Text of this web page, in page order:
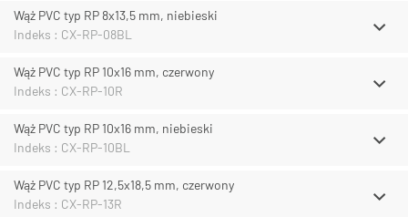
Wąż PVC typ RP 8x13,5 mm, niebieski
Indeks : CX-RP-08BL
Wąż PVC typ RP 10x16 mm, czerwony
Indeks : CX-RP-10R
Wąż PVC typ RP 10x16 mm, niebieski
Indeks : CX-RP-10BL
Wąż PVC typ RP 12,5x18,5 mm, czerwony
Indeks : CX-RP-13R